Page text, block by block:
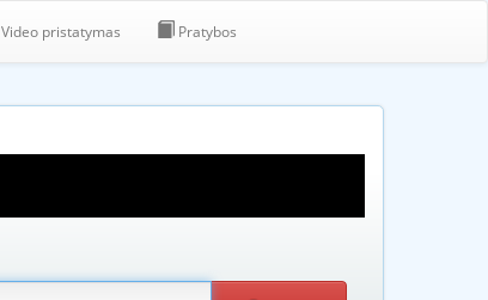
Video pristatymas Pratybos